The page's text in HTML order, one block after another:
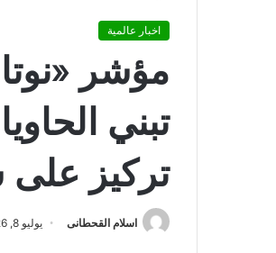
اخبار عالمية
مؤشر
تبني
تركيز على
اسلام القحطانى يوليو 8, 2026